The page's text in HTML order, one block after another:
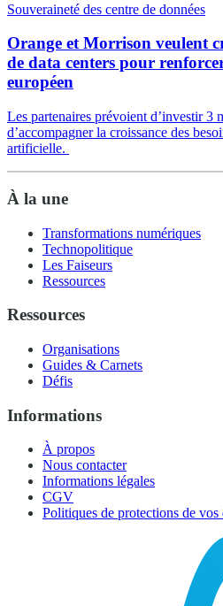
Souveraineté des centre de données
Orange et Morrison veulent
de data centers pour
européen
Les partenaires prévoient d’investir 3
d’accompagner la croissance des
artificielle.
À la une
Transformations numériques
Technopolitique
Les Faiseurs
Ressources
Ressources
Organisations
Guides & Carnets
Défis
Informations
À propos
Nous contacter
Informations légales
CGV
Politiques de protections de vos